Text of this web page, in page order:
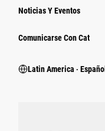
Noticias Y Eventos
Comunicarse Con Cat
Latin America ‧ Español